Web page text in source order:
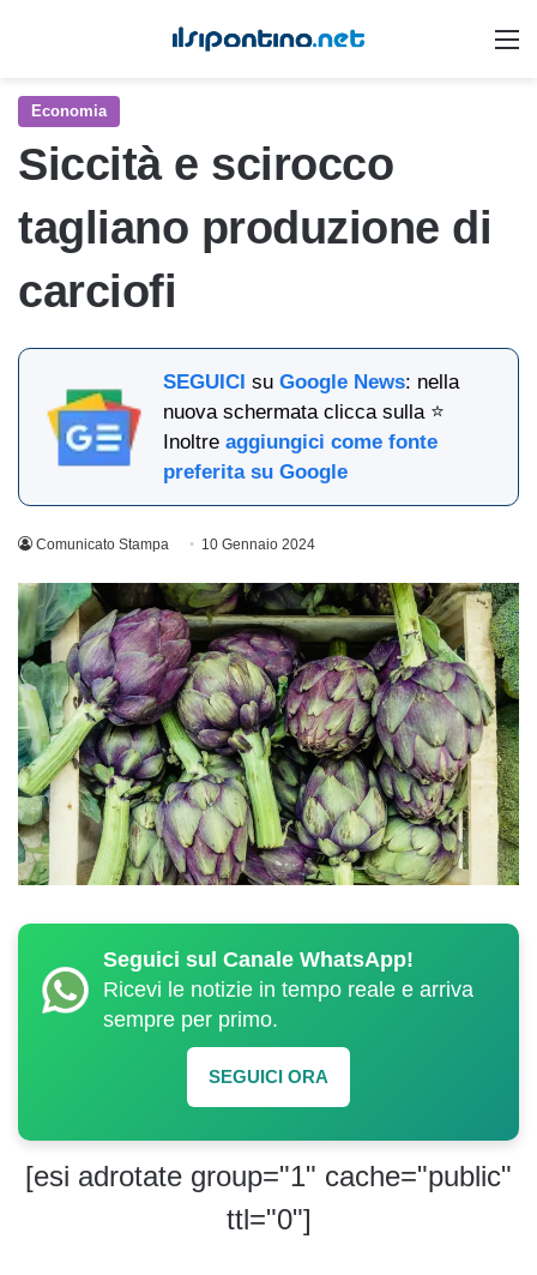
Economia
Siccità e scirocco
tagliano produzione di
carciofi
SEGUICI suGoogle News: nella
nuova schermata clicca sulla ⭐
Inoltreaggiungici come fonte
preferita su Google
Comunicato Stampa 10 Gennaio 2024
Seguici sul Canale WhatsApp!
Ricevi le notizie in tempo reale e arriva
sempre per primo.
SEGUICI ORA
[esi adrotate group="1" cache="public"
ttl="0"]